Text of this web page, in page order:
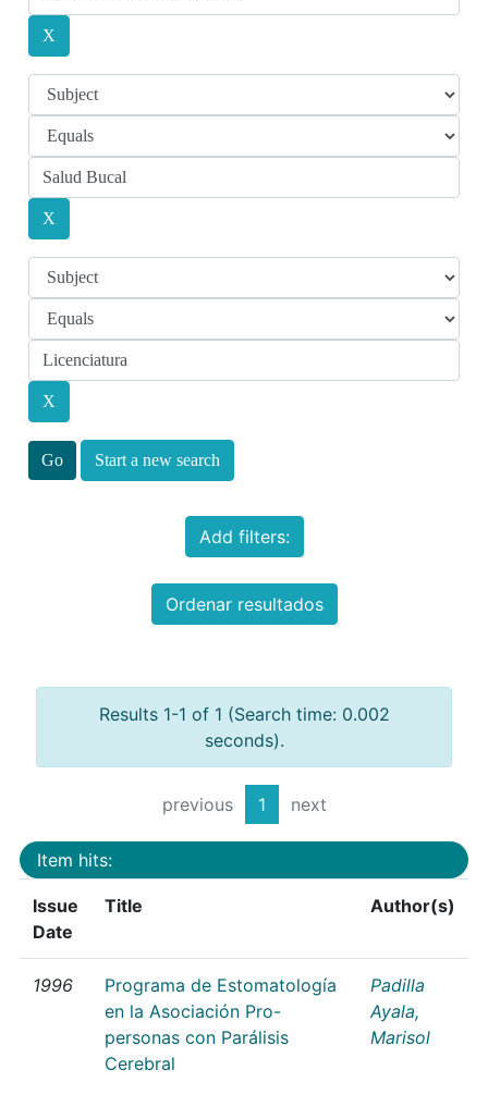
Start a new search
Add filters:
Ordenar resultados
Results 1-1 of 1 (Search time: 0.002
seconds).
previous 1 next
Item hits:
Issue
Date
Title Author(s)
1996
Programa de Estomatología
en la Asociación Pro-
personas con Parálisis
Cerebral
Padilla
Ayala,
Marisol